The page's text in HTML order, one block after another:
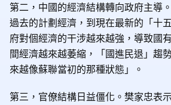
第二，中國的經濟結構轉向政府主導
過去的計劃經濟，到現在最新的「十
府對個經濟的干涉越來越強，導致國
間經濟越來越萎縮，「國進民退」趨
來越像蘇聯當初的那種狀態」
。
第三，官僚結構日益僵化。樊家忠表